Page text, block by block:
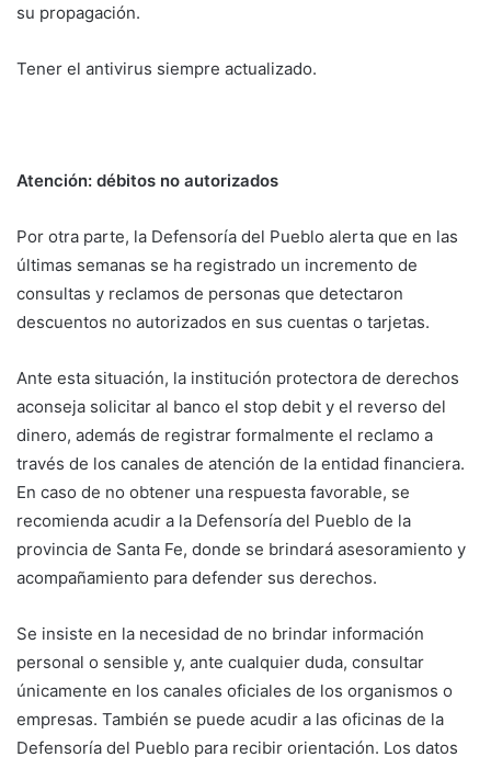
su propagación.
Tener el antivirus siempre actualizado.
Atención: débitos no autorizados
Por otra parte, la Defensoría del Pueblo alerta que en las
últimas semanas se ha registrado un incremento de
consultas y reclamos de personas que detectaron
descuentos no autorizados en sus cuentas o tarjetas.
Ante esta situación, la institución protectora de derechos
aconseja solicitar al banco el stop debit y el reverso del
dinero, además de registrar formalmente el reclamo a
través de los canales de atención de la entidad financiera.
En caso de no obtener una respuesta favorable, se
recomienda acudir a la Defensoría del Pueblo de la
provincia de Santa Fe, donde se brindará asesoramiento y
acompañamiento para defender sus derechos.
Se insiste en la necesidad de no brindar información
personal o sensible y, ante cualquier duda, consultar
únicamente en los canales oficiales de los organismos o
empresas. También se puede acudir a las oficinas de la
Defensoría del Pueblo para recibir orientación. Los datos